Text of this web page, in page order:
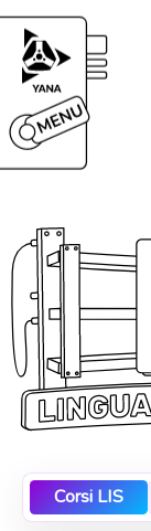
Corsi LIS